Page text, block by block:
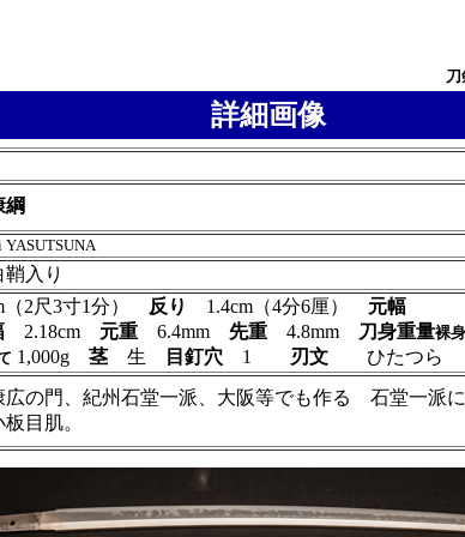
詳細画像
入り
（2尺3寸1分）
反り 1.4cm（4分6厘） 元幅
2.18cm 元重 6.4mm 先重 4.8mm 刀身重量裸身
1,000g 茎 生 目釘穴 1 刃文 ひたつら
広の門、紀州石堂一派、大阪等でも作る 石堂一派
目肌。